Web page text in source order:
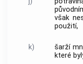
však
použití,
k) šarží
které